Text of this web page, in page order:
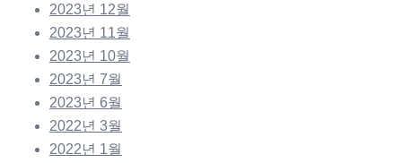
2023년 12월
2023년 11월
2023년 10월
2023년 7월
2023년 6월
2022년 3월
2022년 1월